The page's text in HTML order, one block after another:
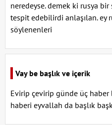
neredeyse. demek ki rusya bir
tespit edebilirdi anlaşılan. ey
söylenenleri
Vay be başlık ve içerik
Evirip çevirip günde üç
haberi eyvallah da başlık